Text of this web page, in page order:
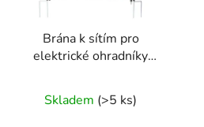
Brána k sítím pro
elektrické ohradníky
125 cm
Skladem (>5 ks)